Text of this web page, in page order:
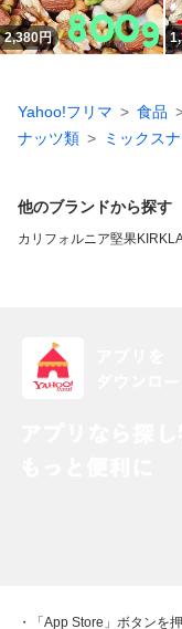
2,380円
Yahoo!フリマ 食品
ナッツ類
ミックス
他のブランドから探す
カリフォルニア堅果
・「App Store」ボタンを